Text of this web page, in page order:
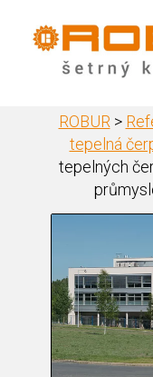
ROBUR >
tepelná
tepelných